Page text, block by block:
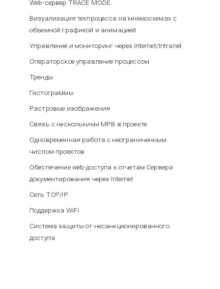
Web-сервер TRACE MODE
Визуализация техпроцесса на мнемосхемах с
объемной графикой и анимацией
Управление и мониторинг через Internet/Intranet
Операторское управление процессом
Тренды
Гистограммы
Растровые изображения
Связь с несколькими МРВ в проекте
Одновременная работа с неограниченным
числом проектов
Обеспечение web-доступа к отчетам Сервера
документирования через Internet
Сеть TCP/IP
Поддержка WiFi
Система защиты от несанкционированного
доступа